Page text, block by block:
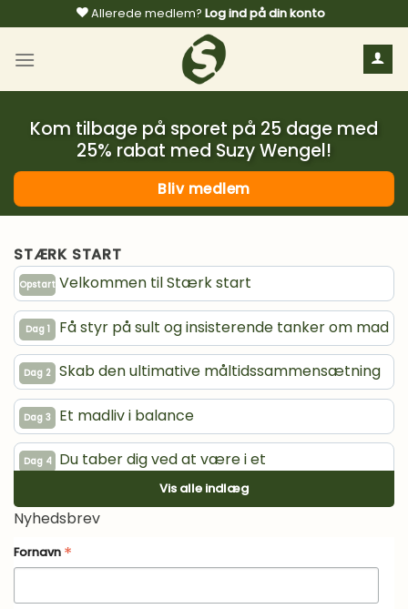
til
indhold
Allerede medlem? Log ind på din konto
Kom tilbage på sporet på 25 dage med
25% rabat med Suzy Wengel!
Bliv medlem
STÆRK START
Opstart Velkommen til Stærk start
Dag 1 Få styr på sult og insisterende tanker om mad
Dag 2 Skab den ultimative måltidssammensætning
Dag 3 Et madliv i balance
Dag 4
Du taber dig ved at være i et
Dag 5 Bevægelse giver krop og sind styrke
Din appetit skal holdes i skak
Vis alle indlæg
Nyhedsbrev
Fornavn *